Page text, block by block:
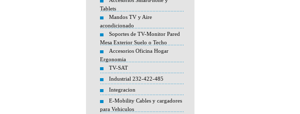
Tablets
Mandos TV y Aire
acondicionado
Soportes de TV-Monitor Pared
Mesa Exterior Suelo o Techo
Accesorios Oficina Hogar
Ergonomia
TV-SAT
Industrial 232-422-485
Integracion
E-Mobility Cables y cargadores
para Vehiculos